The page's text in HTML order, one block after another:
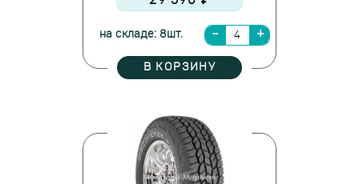
на складе: 8шт.
В КОРЗИНУ